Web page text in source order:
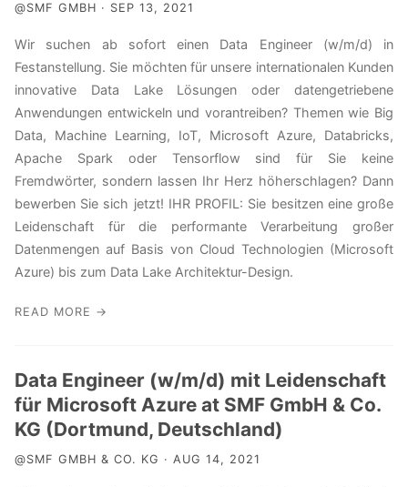
@SMF GMBH · SEP 13, 2021
Wir suchen ab sofort einen Data Engineer (w/m/d) in
Festanstellung. Sie möchten für unsere internationalen Kunden
innovative Data Lake Lösungen oder datengetriebene
Anwendungen entwickeln und vorantreiben? Themen wie Big
Data, Machine Learning, IoT, Microsoft Azure, Databricks,
Apache Spark oder Tensorflow sind für Sie keine
Fremdwörter, sondern lassen Ihr Herz höherschlagen? Dann
bewerben Sie sich jetzt! IHR PROFIL: Sie besitzen eine große
Leidenschaft für die performante Verarbeitung großer
Datenmengen auf Basis von Cloud Technologien (Microsoft
Azure) bis zum Data Lake Architektur-Design.
READ MORE →
Data Engineer (w/m/d) mit Leidenschaft
für Microsoft Azure at SMF GmbH & Co.
KG (Dortmund, Deutschland)
@SMF GMBH & CO. KG · AUG 14, 2021